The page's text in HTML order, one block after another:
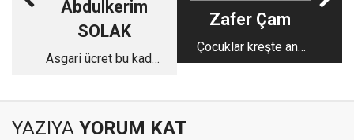
Abdulkerim
SOLAK
Asgari ücret bu kadar
Zafer Çam
Çocuklar kreşte ana
sevgisinden uzak
YAZIYA YORUM KAT